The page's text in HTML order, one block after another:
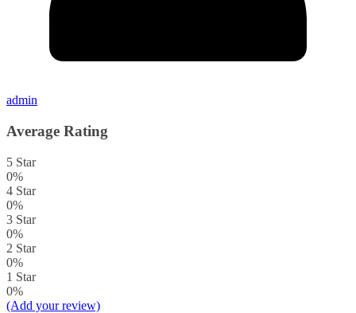
admin
Average Rating
5 Star
0%
4 Star
0%
3 Star
0%
2 Star
0%
1 Star
0%
(Add your review)